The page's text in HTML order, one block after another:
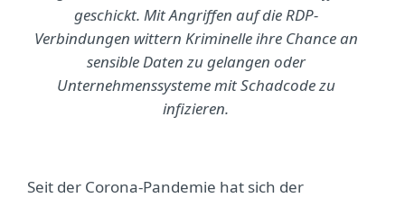
geschickt. Mit Angriffen auf die RDP-
Verbindungen wittern Kriminelle ihre Chance an
sensible Daten zu gelangen oder
Unternehmenssysteme mit Schadcode zu
infizieren.
Seit der Corona-Pandemie hat sich der